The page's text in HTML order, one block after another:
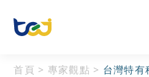
首頁 > 專家觀點 > 台灣特有